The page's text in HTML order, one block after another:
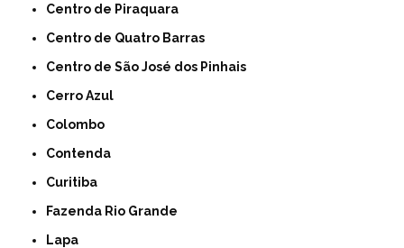
Centro de Piraquara
Centro de Quatro Barras
Centro de São José dos Pinhais
Cerro Azul
Colombo
Contenda
Curitiba
Fazenda Rio Grande
Lapa